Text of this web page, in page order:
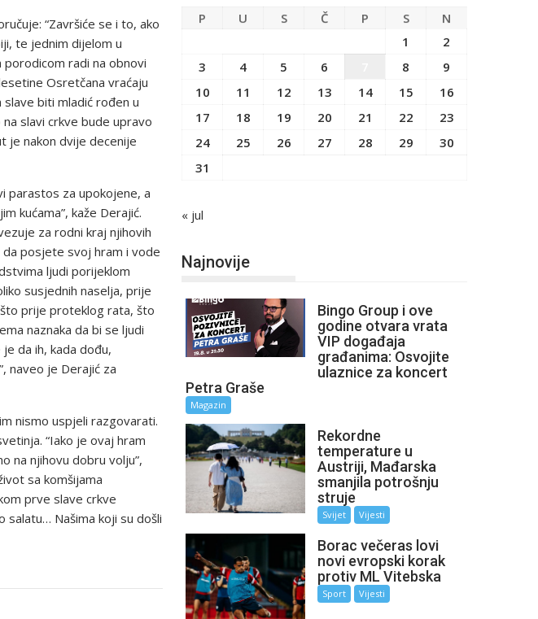
“Završiće se i to, ako
te jednim dijelom u
porodicom radi na obnovi
Osretčana vraćaju
biti mladić rođen u
slavi crkve bude upravo
je nakon dvije decenije
parastos za upokojene, a
kućama”, kaže Derajić.
za rodni kraj njihovih
da posjete svoj hram i vode
ljudi porijeklom
susjednih naselja, prije
prije proteklog rata, što
naznaka da bi se ljudi
da ih, kada dođu,
naveo je Derajić za
nismo uspjeli razgovarati.
“Iako je ovaj hram
na njihovu dobru volju”,
sa komšijama
prve slave crkve
salatu… Našima koji su došli
P U S Č P S
N
1
2
3
4 5 6 8
9
10
11 12 13 14 15
16
17
18 19 20 21 22
23
24
25 26 27 28 29
30
31
« jul
Najnovije
Bingo Group i ove
godine otvara vrata
VIP događaja
građanima: Osvojite
ulaznice za koncert
Petra Graše
Magazin
Rekordne
temperature u
Austriji, Mađarska
smanjila potrošnju
struje
Svijet Vijesti
Borac večeras lovi
novi evropski korak
protiv ML Vitebska
Sport Vijesti